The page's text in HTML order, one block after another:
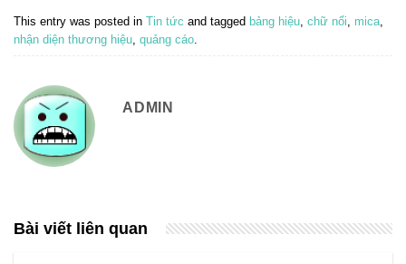
This entry was posted in Tin tức and tagged bảng hiệu chữ nổi mica
nhận diện thương hiệu quảng cáo
ADMIN
Bài viết liên quan